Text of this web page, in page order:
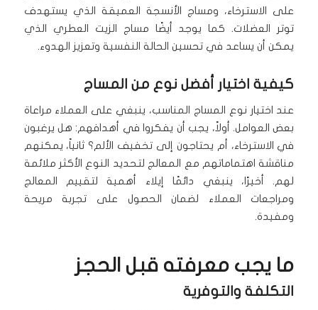
على الاسترخاء، ومساج الأنسجة العميقة الذي يستهدف
توتر العضلات. كما يوجد أيضًا مساج الزيت العطري الذي
يمكن أن يساعد في تحسين الحالة النفسية وتعزيز الهدوء.
كيفية اختيار أفضل نوع من المساج
عند اختيار نوع المساج المناسب، ينبغي على العملاء مراعاة
بعض العوامل. أولاً، يجب أن يفكروا في أهدافهم: هل يرغبون
في الاسترخاء، أم يحتاجون إلى تخفيف الألم؟ ثانياً، يمكنهم
مناقشة اهتماماتهم مع المعالج لتحديد النوع الأكثر ملائمة
لهم. أخيرًا، ينبغي دائمًا إيلاء أهمية لتقييم المعالج
ومراجعات العملاء لضمان الحصول على تجربة مريحة
ومفيدة.
ما يجب معرفته قبل الحجز
التكلفة والتوفرية